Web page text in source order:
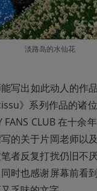
淡路岛的水仙花
写出如此动人的作
》系列作品的诸
FANS CLUB 在十余
的关于片岡老师以
者反复打扰仍旧不
时也感谢屏幕前看